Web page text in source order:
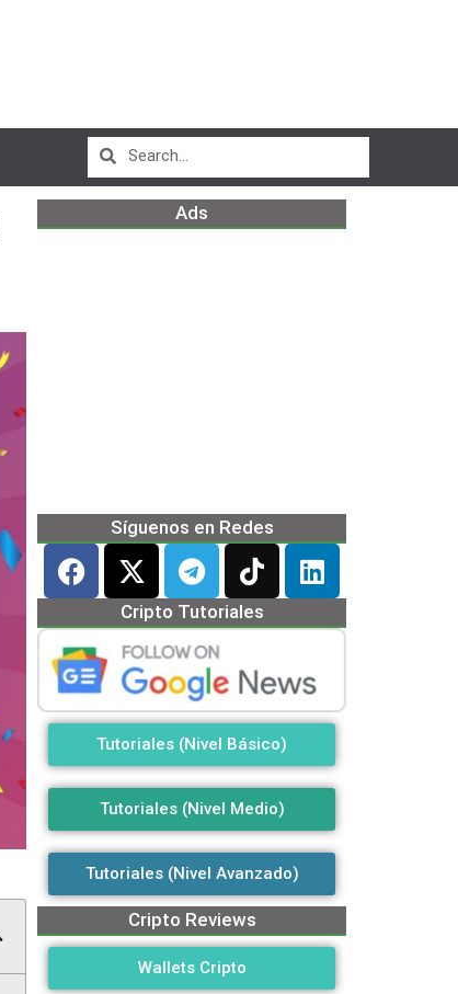
Ads
Síguenos en Redes
Cripto Tutoriales
Tutoriales (Nivel Básico)
Tutoriales (Nivel Medio)
Tutoriales (Nivel Avanzado)
Cripto Reviews
Wallets Cripto